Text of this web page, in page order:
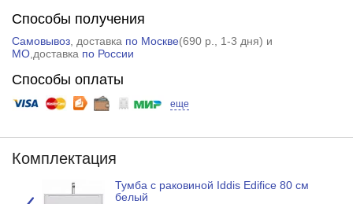
Способы получения
Самовывоз, доставка по Москве(690 р.
, 1-3 дня) и
МО,доставка по России
Способы оплаты
еще
Комплектация
Тумба с раковиной Iddis Edifice 80 см
белый